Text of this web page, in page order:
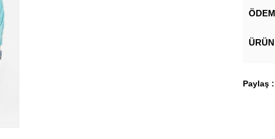
Paylaş :